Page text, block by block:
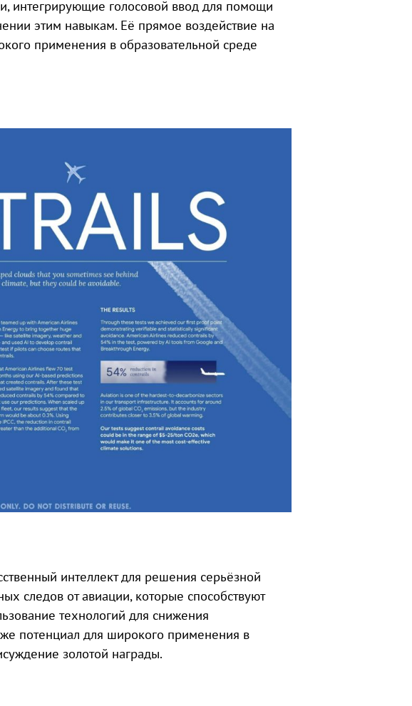
интегрирующие голосовой ввод для помощи
этим навыкам. Её прямое воздействие на
применения в образовательной среде
интеллект для решения серьёзной
следов от авиации, которые способствуют
технологий для снижения
потенциал для широкого применения в
золотой награды.